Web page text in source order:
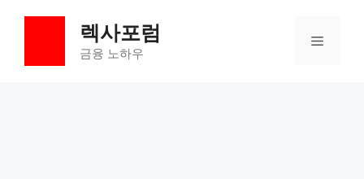
렉사포럼
금융 노하우
메